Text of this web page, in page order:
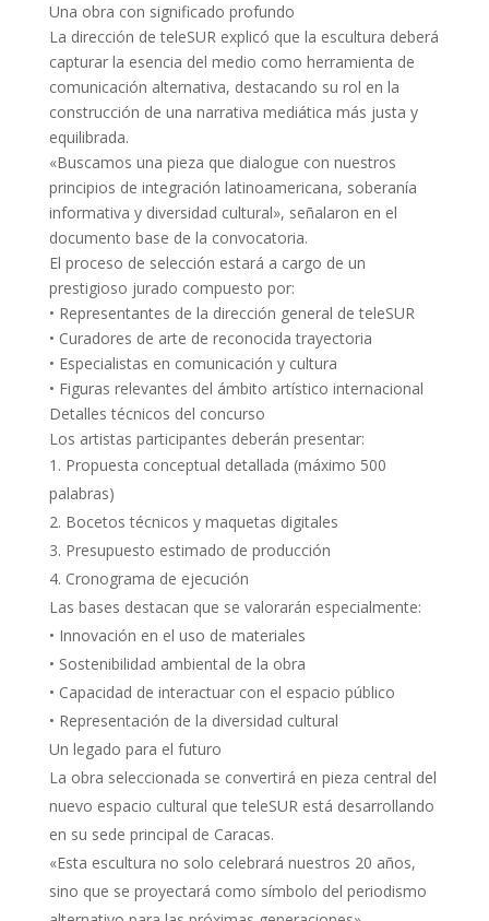
Una obra con significado profundo
La dirección de teleSUR explicó que la escultura deberá
capturar la esencia del medio como herramienta de
comunicación alternativa, destacando su rol en la
construcción de una narrativa mediática más justa y
equilibrada.
«Buscamos una pieza que dialogue con nuestros
principios de integración latinoamericana, soberanía
informativa y diversidad cultural», señalaron en el
documento base de la convocatoria.
El proceso de selección estará a cargo de un
prestigioso jurado compuesto por:
• Representantes de la dirección general de teleSUR
• Curadores de arte de reconocida trayectoria
• Especialistas en comunicación y cultura
• Figuras relevantes del ámbito artístico internacional
Detalles técnicos del concurso
Los artistas participantes deberán presentar:
Propuesta conceptual detallada (máximo 500
palabras)
Bocetos técnicos y maquetas digitales
Presupuesto estimado de producción
Cronograma de ejecución
Las bases destacan que se valorarán especialmente:
• Innovación en el uso de materiales
• Sostenibilidad ambiental de la obra
• Capacidad de interactuar con el espacio público
• Representación de la diversidad cultural
Un legado para el futuro
La obra seleccionada se convertirá en pieza central del
nuevo espacio cultural que teleSUR está desarrollando
en su sede principal de Caracas.
«Esta escultura no solo celebrará nuestros 20 años,
sino que se proyectará como símbolo del periodismo